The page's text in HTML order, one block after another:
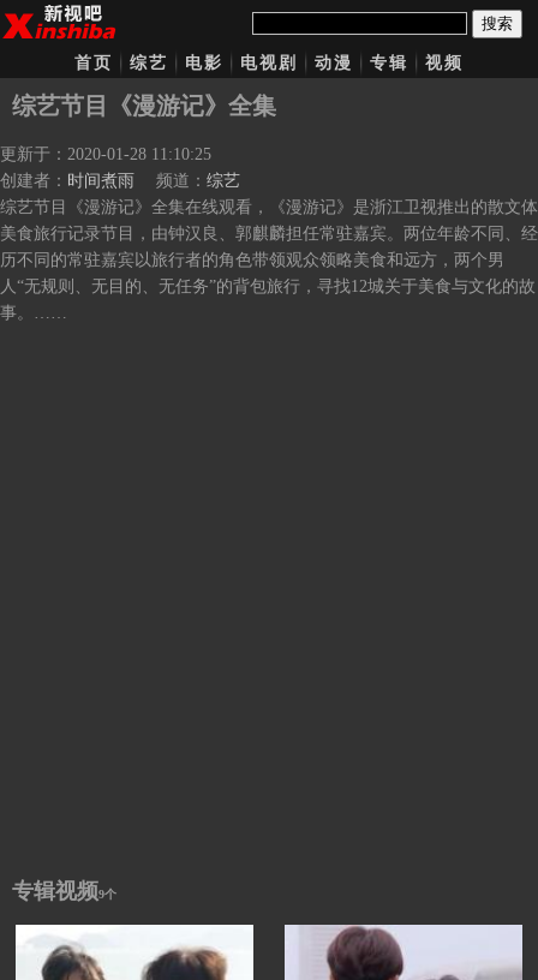
搜索
首页 综艺 电影 电视剧 动漫 专辑 视频
综艺节目《漫游记》全集
更新于：2020-01-28 11:10:25
创建者： 时间煮雨 频道： 综艺
综艺节目《漫游记》全集在线观看，《漫游记》是浙江卫视推出的散文体
美食旅行记录节目，由钟汉良、郭麒麟担任常驻嘉宾。两位年龄不同、经
历不同的常驻嘉宾以旅行者的角色带领观众领略美食和远方，两个男
人“无规则、无目的、无任务”的背包旅行，寻找12城关于美食与文化的故
事。……
专辑视频9个